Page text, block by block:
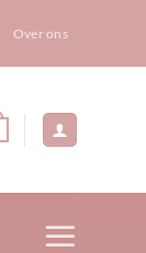
Over ons